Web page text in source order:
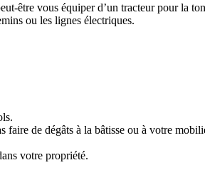
être vous équiper d’un tracteur pour la
ou les lignes électriques.
faire de dégâts à la bâtisse ou à votre
votre propriété.